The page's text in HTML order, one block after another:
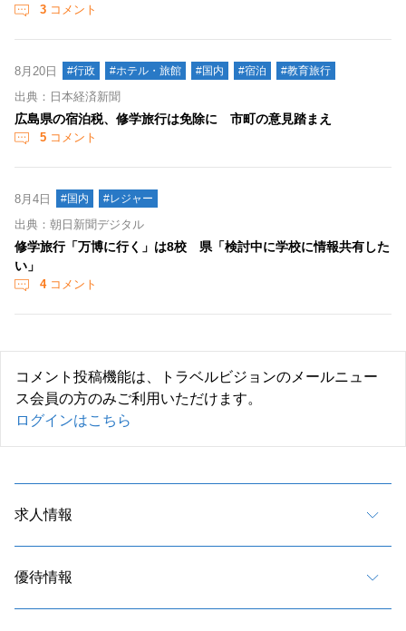
3 コメント
8月20日 #行政 #ホテル・旅館 #国内 #宿泊 #教育旅行
出典：日本経済新聞
広島県の宿泊税、修学旅行は免除に 市町の意見踏まえ
5 コメント
8月4日 #国内 #レジャー
出典：朝日新聞デジタル
修学旅行「万博に行く」は8校 県「検討中に学校に情報共有した
い」
4コメント
コメント投稿機能は、トラベルビジョンのメールニュー
ス会員の方のみご利用いただけます。
ログインはこちら
求人情報
優待情報